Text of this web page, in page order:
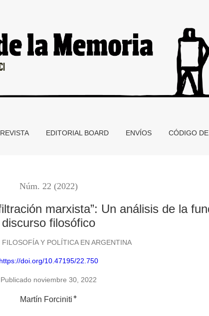
EDITORIAL BOARD ENVÍOS CÓDIGO
Núm. 22 (2022)
marxista”: Un análisis de la
discurso filosófico
FILOSOFÍA Y POLÍTICA EN ARGENTINA
https://doi.org/10.47195/22.750
Publicado noviembre 30, 2022
Martín Forciniti +